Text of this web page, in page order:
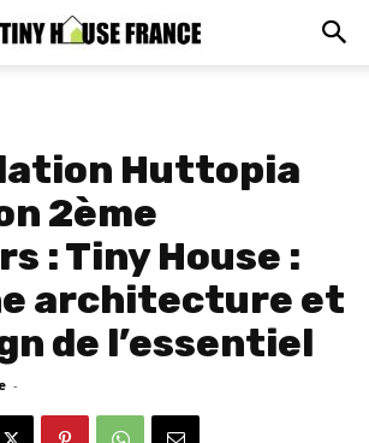
Huttopia
2ème
: Tiny House :
architecture et
de l’essentiel
-